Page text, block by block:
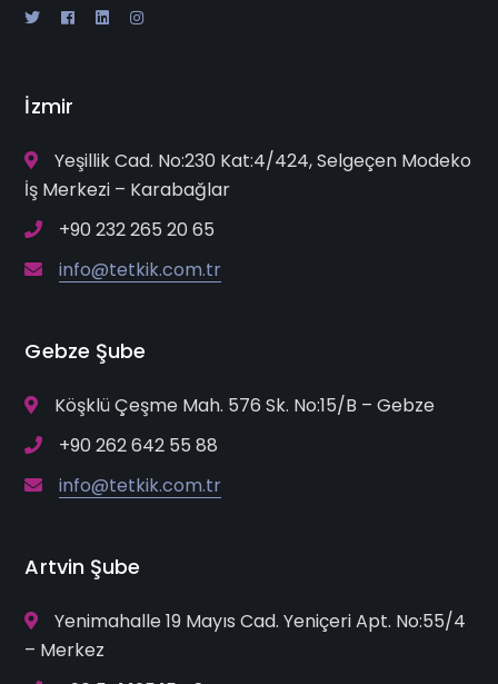
İzmir
Yeşillik Cad. No:230 Kat:4/424, Selgeçen Modeko
İş Merkezi – Karabağlar
+90 232 265 20 65
info@tetkik.com.tr
Gebze Şube
Köşklü Çeşme Mah. 576 Sk. No:15/B – Gebze
+90 262 642 55 88
info@tetkik.com.tr
Artvin Şube
Yenimahalle 19 Mayıs Cad. Yeniçeri Apt. No:55/4
– Merkez